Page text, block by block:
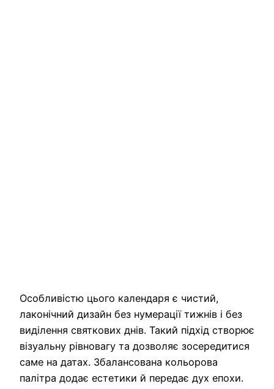
Особливістю цього календаря є чистий,
лаконічний дизайн без нумерації тижнів і без
виділення святкових днів. Такий підхід створює
візуальну рівновагу та дозволяє зосередитися
саме на датах. Збалансована кольорова
палітра додає естетики й передає дух епохи.